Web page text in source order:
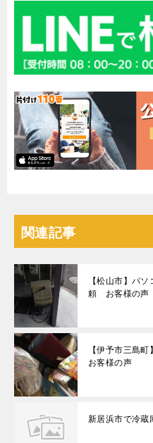
関連記事
【松山市】パ
頼 お客様の声
【伊予市三島
お客様の声
新居浜市で冷蔵